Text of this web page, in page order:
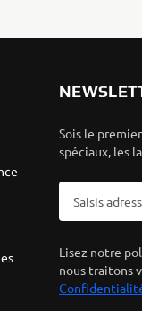
Sois le
spéciaux, les
Lisez notre
nous traitons